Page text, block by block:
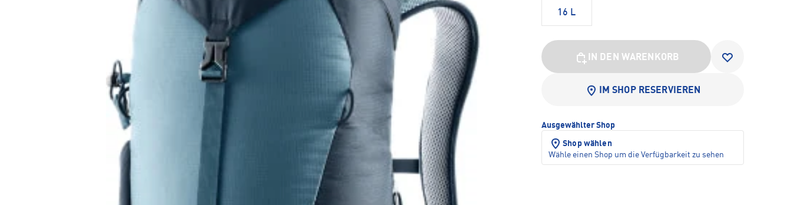
16 L
IN DEN WARENKORB
IM SHOP RESERVIEREN
Ausgewählter Shop
Shop wählen
Wähle einen Shop um die Verfügbarkeit zu sehen